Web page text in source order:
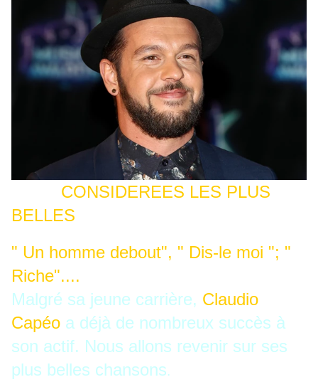
CONSIDEREES LES PLUS
BELLES
" Un homme debout", " Dis-le moi "; "
Riche"....
Malgré sa jeune carrière, Claudio
Capéo a déjà de nombreux succès à
son actif. Nous allons revenir sur ses
plus belles chansons.